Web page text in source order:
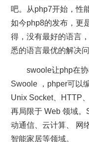
吧。从php7开始，性
如今php8的发布，更
得，没有最好的语言
悉的语言最优的解决
swoole让php在
Swoole ，phper可以
Unix Socket、HTTP
再局限于 Web 领域
动通信、云计算、 网
智能家居等领域。